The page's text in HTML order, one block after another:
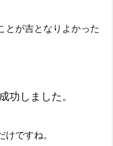
とが吉となりよかった
功しました。
ですね。